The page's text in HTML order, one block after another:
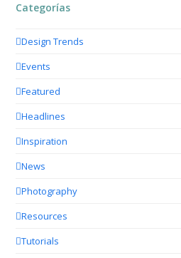
Categorías
Design Trends
Events
Featured
Headlines
Inspiration
News
Photography
Resources
Tutorials